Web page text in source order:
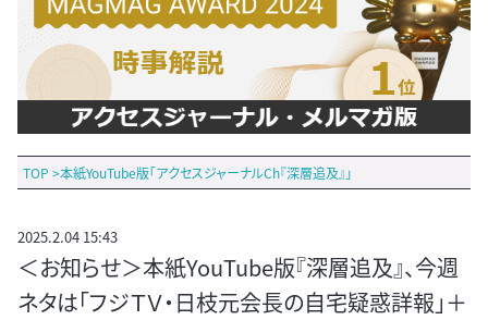
TOP >本紙YouTube版「アクセスジャーナルCh『深層追及』」
2025.2.04 15:43
＜お知らせ＞本紙YouTube版『深層追及』、今週
ネタは「フジＴＶ・日枝元会長の自宅疑惑詳報」＋